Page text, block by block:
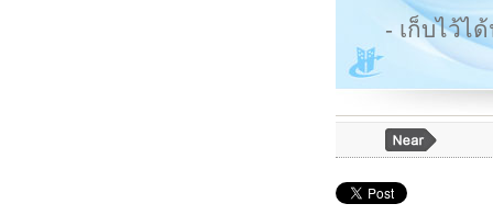
- เก็บไว้ไ